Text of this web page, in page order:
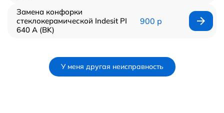
Замена конфорки
стеклокерамической Indesit PI
640 A (BK)
900 р
У меня другая неисправность